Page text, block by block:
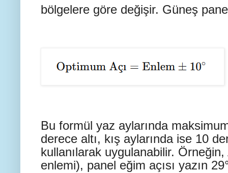
bölgelere göre değişir. Güneş
Bu formül yaz aylarında
derece altı, kış aylarında ise 10
kullanılarak uygulanabilir.
enlemi), panel eğim açısı yazın